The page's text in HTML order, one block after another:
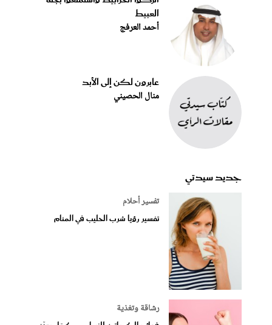
العبيط
أحمد العرفج
عابرون لكن إلى الأبد
منال الحصيني
جديد سيدتي
تفسير أحلام
تفسير رؤيا شرب الحليب في المنام
رشاقة وتغذية